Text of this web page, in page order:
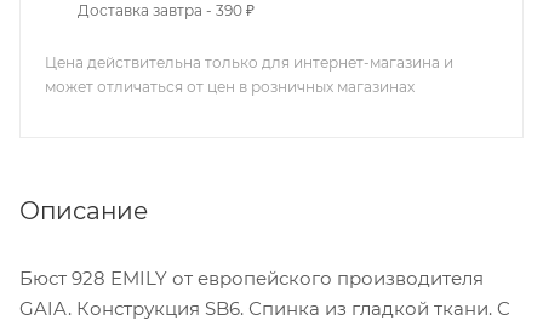
Доставка завтра - 390 ₽
Цена действительна только для интернет-магазина и
может отличаться от цен в розничных магазинах
Описание
Бюст 928 EMILY от европейского производителя
GAIA. Конструкция SB6. Спинка из гладкой ткани. C